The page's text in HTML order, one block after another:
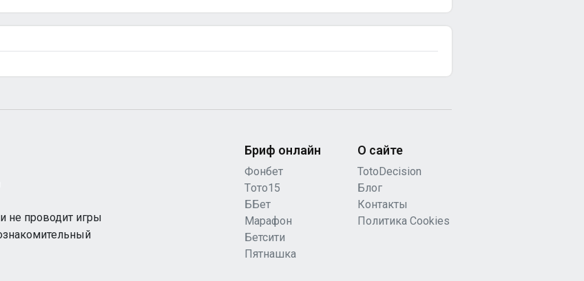
не проводит игры
Бриф онлайн
Фонбет
Tото15
ББет
Марафон
Бетсити
Пятнашка
О сайте
TotoDecision
Блог
Контакты
Политика Cookies